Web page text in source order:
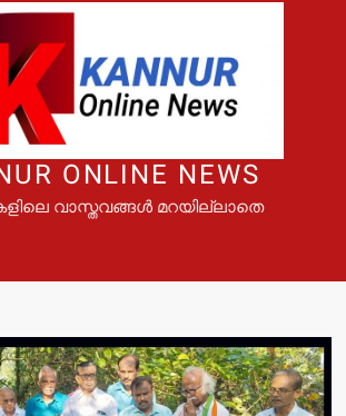
ONLINE NEWS
വാസ്തവങ്ങൾ മറയില്ലാതെ